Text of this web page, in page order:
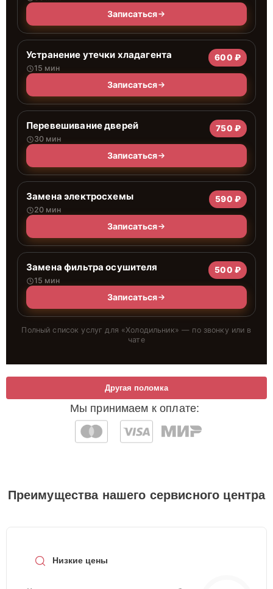
Записаться
Устранение утечки хладагента
15 мин
600 ₽
Записаться
Перевешивание дверей
30 мин
750 ₽
Записаться
Замена электросхемы
20 мин
590 ₽
Записаться
Замена фильтра осушителя
15 мин
500 ₽
Записаться
Полный список услуг для «Холодильник» — по звонку или в
чате
Мы принимаем к оплате:
Другая поломка
Преимущества нашего сервисного центра
Низкие цены